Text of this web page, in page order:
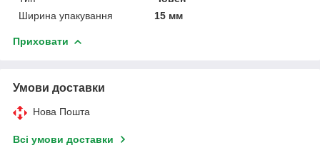
Ширина упакування
15 мм
Приховати
Умови доставки
Нова Пошта
Всі умови доставки